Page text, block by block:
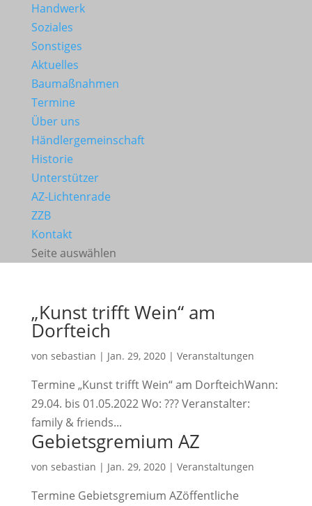
Handwerk
Soziales
Sonstiges
Aktuelles
Baumaßnahmen
Termine
Über uns
Händlergemeinschaft
Historie
Unterstützer
AZ-Lichtenrade
ZZB
Kontakt
Seite auswählen
„Kunst trifft Wein“ am
Dorfteich
von sebastian | Jan. 29, 2020| Veranstaltungen
Termine „Kunst trifft Wein“ am DorfteichWann:
29.04. bis 01.05.2022 Wo: ??? Veranstalter:
family & friends...
Gebietsgremium AZ
von sebastian | Jan. 29, 2020| Veranstaltungen
Termine Gebietsgremium AZöffentliche